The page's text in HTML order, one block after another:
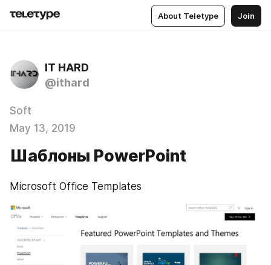
About Teletype Join
IT HARD
@ithard
Soft
May 13, 2019
Шаблоны PowerPoint
Microsoft Office Templates